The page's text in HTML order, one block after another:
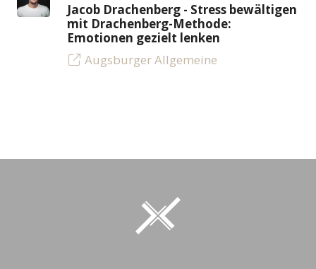
Jacob Drachenberg - Stress bewältigen
mit Drachenberg-Methode:
Emotionen gezielt lenken
Augsburger Allgemeine